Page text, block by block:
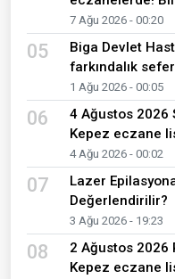
7 Ağu 2026 - 00:20
05
Biga Devlet
farkındalık
1 Ağu 2026 - 00:05
06
4 Ağustos 2026
Kepez eczane
4 Ağu 2026 - 00:02
07
Lazer
Değerlendirilir?
3 Ağu 2026 - 19:23
08
2 Ağustos 2026
Kepez eczane